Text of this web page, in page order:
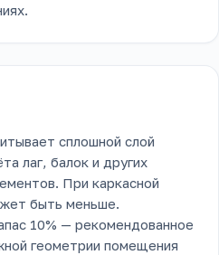
сплошной слой
лаг, балок и других
При каркасной
быть меньше.
10% — рекомендованное
геометрии помещения